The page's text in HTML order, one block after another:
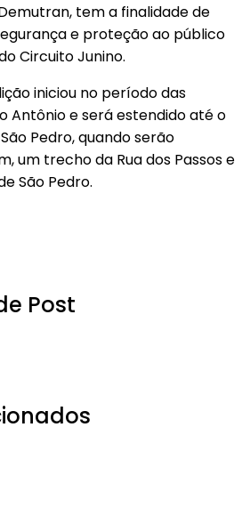
tem a finalidade de
e proteção ao público
Circuito Junino.
iniciou no período das
Antônio e será estendido até o
Pedro, quando serão
um trecho da Rua dos Passos e
São Pedro.
Post